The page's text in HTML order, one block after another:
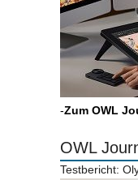
-Zum OWL
OWL
Testbericht: